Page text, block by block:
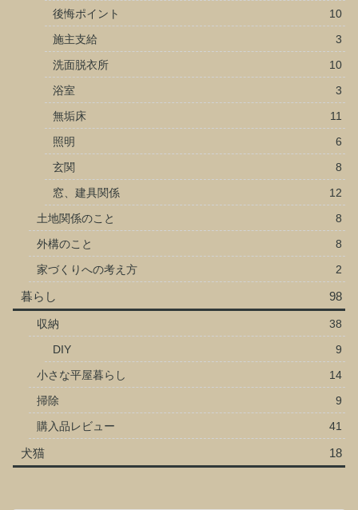
後悔ポイント
10
施主支給
3
洗面脱衣所
10
浴室
3
無垢床
11
照明
6
玄関
8
窓、建具関係
12
土地関係のこと
8
外構のこと
8
家づくりへの考え方
2
暮らし 98
収納
38
DIY
9
小さな平屋暮らし
14
掃除
9
購入品レビュー
41
犬猫 18